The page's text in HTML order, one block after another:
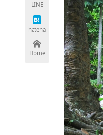
LINE
hatena
Home